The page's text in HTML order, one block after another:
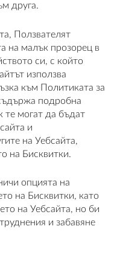
друга.
Ползвателят
на малък прозорец в
си, с който
използва
към Политиката за
подробна
те могат да бъдат
и
на Уебсайта,
на Бисквитки.
опцията на
на Бисквитки, като
на Уебсайта, но би
и забавяне